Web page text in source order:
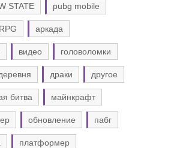
STATE pubg mobile
RPG аркада
видео головоломки
драки другое
битва майнкрафт
обновление пабг
платформер